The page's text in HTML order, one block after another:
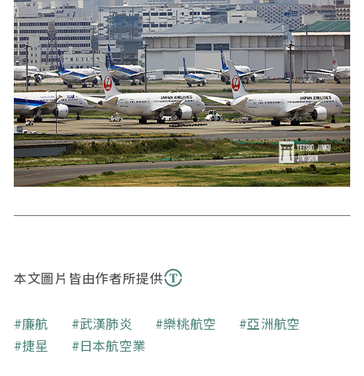
本文圖片皆由作者所提供
關鍵字
廉航 武漢肺炎 樂桃航空
亞洲航空
捷星
日本航空業